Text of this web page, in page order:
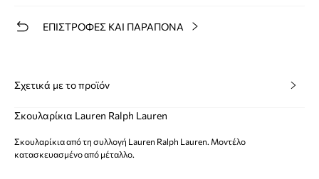
ΕΠΙΣΤΡΟΦΕΣ ΚΑΙ ΠΑΡΑΠΟΝΑ
Σχετικά με το προϊόν
Σκουλαρίκια Lauren Ralph Lauren
Σκουλαρίκια από τη συλλογή Lauren Ralph Lauren. Μοντέλο
κατασκευασμένο από μέταλλο.